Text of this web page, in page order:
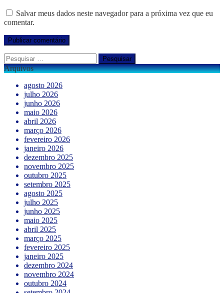
Salvar meus dados neste navegador para a próxima vez que eu
comentar.
Pesquisar
por:
Arquivos
agosto 2026
julho 2026
junho 2026
maio 2026
abril 2026
março 2026
fevereiro 2026
janeiro 2026
dezembro 2025
novembro 2025
outubro 2025
setembro 2025
agosto 2025
julho 2025
junho 2025
maio 2025
abril 2025
março 2025
fevereiro 2025
janeiro 2025
dezembro 2024
novembro 2024
outubro 2024